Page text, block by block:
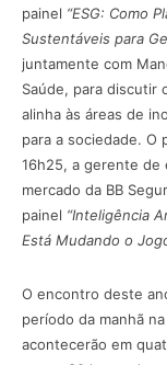
painel “ESG: Como
Sustentáveis para
juntamente com
Saúde, para discutir
alinha às áreas de
para a sociedade. O
16h25, a gerente de
mercado da BB
painel “Inteligência
Está Mudando o
O encontro deste
período da manhã
acontecerão em